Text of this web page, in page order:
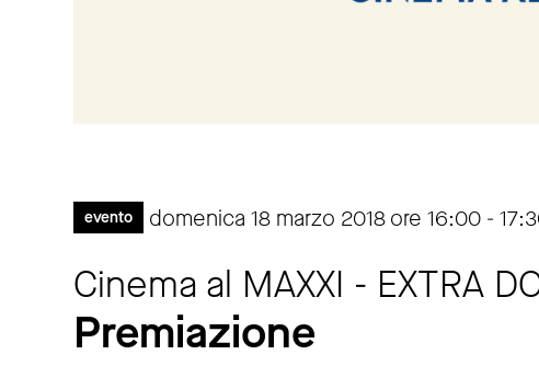
evento domenica 18 marzo 2018 ore 16:00 -
Cinema al MAXXI - EXTRA
Premiazione